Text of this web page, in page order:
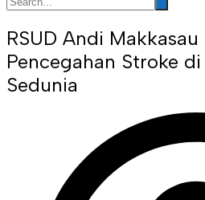
RSUD Andi Makkasau
Pencegahan Stroke
Sedunia